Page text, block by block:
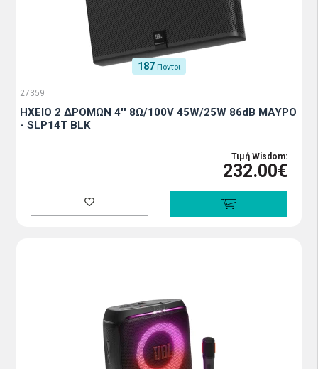
187 Πόντοι
27359
HXEIO 2 ΔΡΟΜΩΝ 4'' 8Ω/100V 45W/25W 86dB ΜΑΥΡΟ
- SLP14T BLK
Τιμή Wisdom:
232.00€